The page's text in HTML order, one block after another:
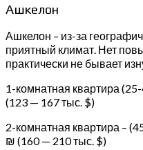
Ашкелон
Ашкелон – из-за
приятный климат. Нет
практически не бывает
1-комнатная квартира
(123 — 167 тыс. $)
2-комнатная квартира –
₪ (160 — 210 тыс. $)